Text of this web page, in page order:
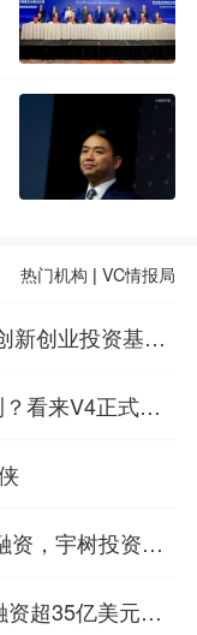
热门机构 |VC情报局
新创业投资基金
看来V4正式版
资，宇树投资人
超35亿美元；